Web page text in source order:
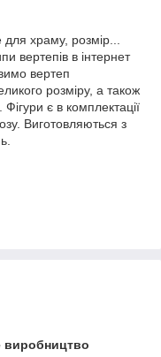
храму, розмір...
вертепів в інтернет
вертеп
розміру, а також
є в комплектації
Виготовляються з
виробництво